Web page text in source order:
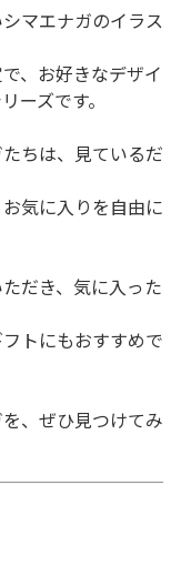
マエナガのイラス
、お好きなデザイ
ーズです。
ちは、見ているだ
気に入りを自由に
だき、気に入った
トにもおすすめで
、ぜひ見つけてみ